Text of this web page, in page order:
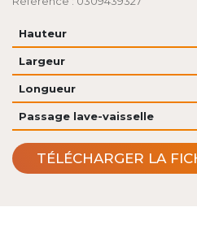
Hauteur
Largeur
Longueur
Passage lave-vaisselle
TÉLÉCHARGER LA